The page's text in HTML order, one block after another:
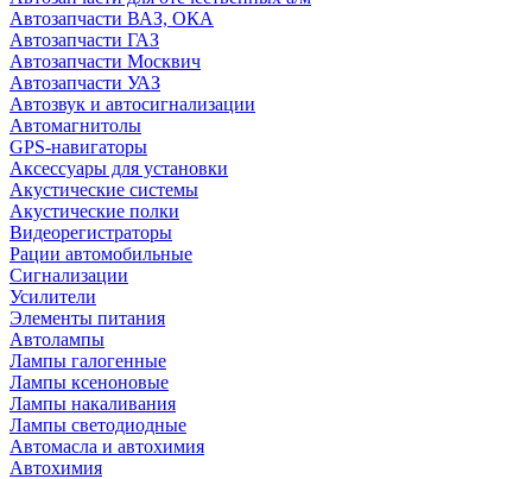
Автозапчасти ВАЗ, ОКА
Автозапчасти ГАЗ
Автозапчасти Москвич
Автозапчасти УАЗ
Автозвук и автосигнализации
Автомагнитолы
GPS-навигаторы
Аксессуары для установки
Акустические системы
Акустические полки
Видеорегистраторы
Рации автомобильные
Сигнализации
Усилители
Элементы питания
Автолампы
Лампы галогенные
Лампы ксеноновые
Лампы накаливания
Лампы светодиодные
Автомасла и автохимия
Автохимия